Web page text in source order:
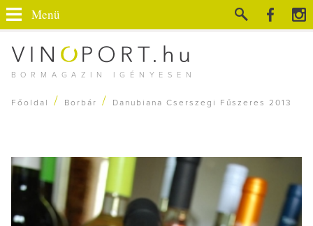
BORMAGAZIN IGÉNYESEN
Menü
Főoldal / Borbár / Danubiana Cserszegi Fűszeres 2013